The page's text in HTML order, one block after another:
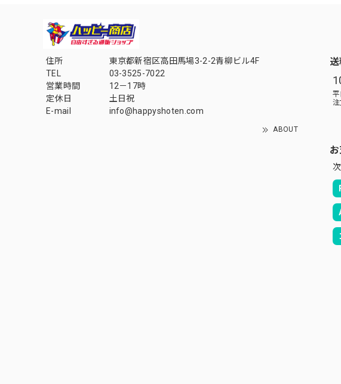
住所
東京都新宿区高田馬場3-2-2青柳ビル4F
TEL
03-3525-7022
営業時間
12－17時
定休日
土日祝
E-mail
info@happyshoten.com
ABOUT